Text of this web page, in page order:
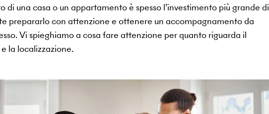
di una casa o un appartamento è spesso l’investimento più grande di
prepararlo con attenzione e ottenere un accompagnamento da
Vi spieghiamo a cosa fare attenzione per quanto riguarda il
la localizzazione.